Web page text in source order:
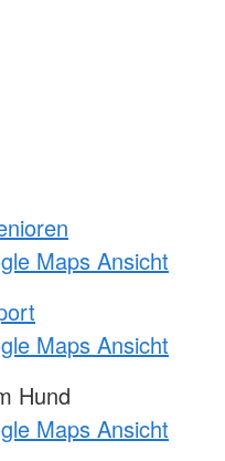
Maps Ansicht
Maps Ansicht
Hund
Maps Ansicht